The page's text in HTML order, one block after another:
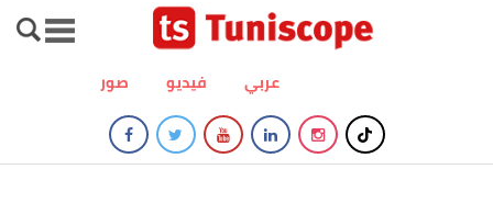
صور فيديو عربي